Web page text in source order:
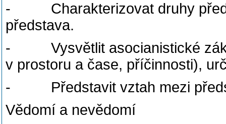
- Charakterizovat druhy
představa.
- Vysvětlit asocianistické
v prostoru a čase, příčinnosti),
- Představit vztah mezi
Vědomí a nevědomí